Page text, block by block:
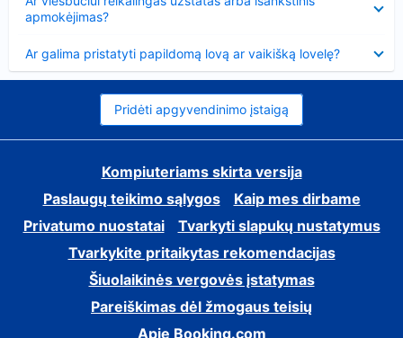
apmokėjimas?
Ar galima pristatyti papildomą lovą ar vaikišką lovelę?
Pridėti apgyvendinimo įstaigą
Kompiuteriams skirta versija
Paslaugų teikimo sąlygos
Kaip mes dirbame
Privatumo nuostatai
Tvarkyti slapukų nustatymus
Tvarkykite pritaikytas rekomendacijas
Šiuolaikinės vergovės įstatymas
Pareiškimas dėl žmogaus teisių
Apie Booking.com